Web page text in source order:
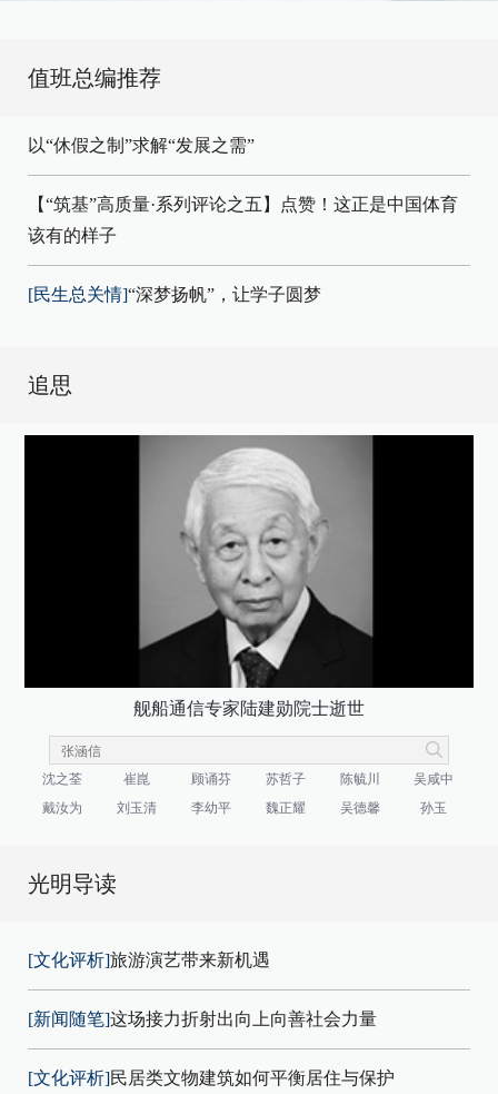
值班总编推荐
以“休假之制”求解“发展之需”
【“筑基”高质量·系列评论之五】点赞！这正是中国体育
该有的样子
[民生总关情]“深梦扬帆”，让学子圆梦
追思
舰船通信专家陆建勋院士逝世
沈之荃 崔崑 顾诵芬 苏哲子 陈毓川
吴咸中
戴汝为
刘玉清 李幼平 魏正耀 吴德馨 孙玉
光明导读
[文化评析]旅游演艺带来新机遇
[新闻随笔]这场接力折射出向上向善社会力量
[文化评析]民居类文物建筑如何平衡居住与保护